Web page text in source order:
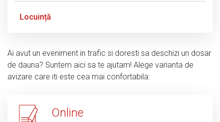
Locuință
Ai avut un eveniment in trafic si doresti sa deschizi un dosar
de dauna? Suntem aici sa te ajutam! Alege varianta de
avizare care iti este cea mai confortabila:
Online